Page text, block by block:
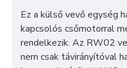
Ez a külső vevő egység
kapcsolós csőmotorral
rendelkezik. Az RW02
nem csak távirányítóval